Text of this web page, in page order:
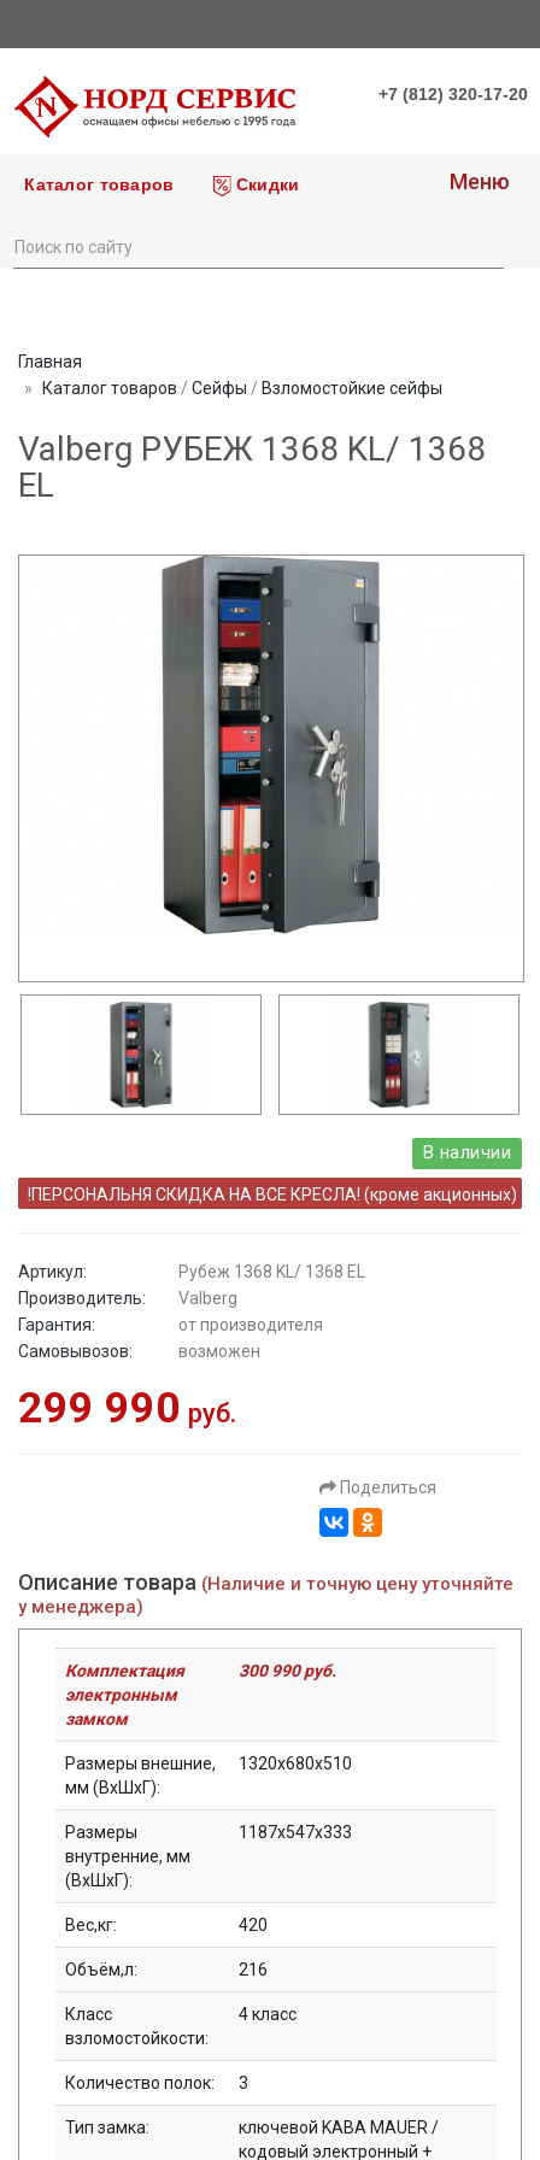
+7 (812) 320-17-20
Каталог товаров Скидки Меню
Главная
Каталог товаров / Сейфы / Взломостойкие сейфы
Valberg РУБЕЖ 1368 KL/ 1368
EL
В наличии
!ПЕРСОНАЛЬНЯ СКИДКА НА ВСЕ КРЕСЛА! (кроме акционных)
Артикул:
Рубеж 1368 KL/ 1368 EL
Производитель:
Valberg
Гарантия:
от производителя
Самовывозов:
возможен
299 990 руб.
Поделиться
Описание товара (Наличие и точную цену уточняйте
у менеджера)
Комплектация
электронным
замком
300 990 руб.
Размеры внешние,
мм (ВхШхГ):
1320x680x510
Размеры
внутренние, мм
(ВхШхГ):
1187x547x333
Вес,кг: 420
Объём,л: 216
Класс
взломостойкости:
4 класс
Количество полок: 3
Тип замка:
ключевой KABA MAUER /
кодовый электронный +